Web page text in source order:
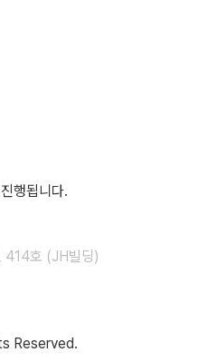
행됩니다.
414호 (JH빌딩)
Reserved.